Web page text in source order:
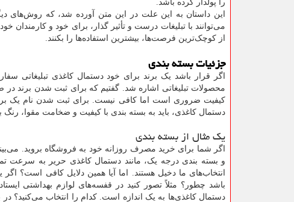
را پولدار کرده باشد.
این داستان به این علت در این متن آورده شد، که روش‌های
می‌توانند با تبلیغات درست و تأثیر گذار، برای خود و کارمندان
از کوچک‌ترین فرصت‌ها، بیشترین استفاده‌ها را بکنند.
جزئیات بسته بندی
اگر قرار باشد یک برند برای خود دستمال کاغذی تبلیغاتی
محصولات تبلیغاتی اشاره شد. گفتیم که برای ثبت شدن برند
کیفیت ضروری است اما کافی نیست. برای ثبت شدن نام یک
دستمال کاغذی، باید به بسته بندی با کیفیت و ضخامت مقوا،
یک مثال از بسته بندی
اگر شما برای خرید مصرف روزانه خود به فروشگاه بروید.
و بسته بندی درجه یک، مانند دستمال کاغذی حریر به سرعت
انتخاب‌های ما دخیل هستند. اما آیا همین دلایل کافی است؟
باشد چطور؟ مثلاً تصور کنید در قفسه‌های لوازم بهداشتی
دستمال کاغذی‌ها به یک اندازه است. کدام را انتخاب می‌کنید؟ در